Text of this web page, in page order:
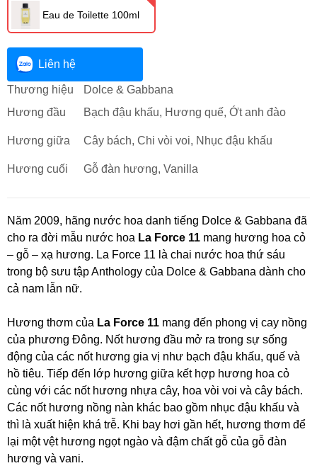
Eau de Toilette 100ml
Liên hệ
Thương hiệu
Dolce & Gabbana
Hương đầu
Bạch đậu khấu, Hương quế, Ớt anh đào
Hương giữa Cây bách, Chi vòi voi, Nhục đậu khấu
Hương cuối Gỗ đàn hương, Vanilla
Năm 2009, hãng nước hoa danh tiếng Dolce & Gabbana đã
cho ra đời mẫu nước hoa La Force 11 mang hương hoa cỏ
– gỗ – xạ hương. La Force 11 là chai nước hoa thứ sáu
trong bộ sưu tập Anthology của Dolce & Gabbana dành cho
cả nam lẫn nữ.
Hương thơm của La Force 11 mang đến phong vị cay nồng
của phương Đông. Nốt hương đầu mở ra trong sự sống
động của các nốt hương gia vị như bạch đậu khấu, quế và
hồ tiêu. Tiếp đến lớp hương giữa kết hợp hương hoa cỏ
cùng với các nốt hương nhựa cây, hoa vòi voi và cây bách.
Các nốt hương nồng nàn khác bao gồm nhục đậu khấu và
thì là xuất hiện khá trễ. Khi bay hơi gần hết, hương thơm để
lại một vệt hương ngọt ngào và đậm chất gỗ của gỗ đàn
hương và vani.